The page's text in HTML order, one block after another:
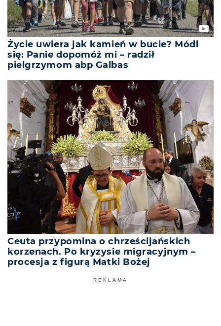
Życie uwiera jak kamień w bucie? Módl
się: Panie dopomóż mi – radził
pielgrzymom abp Galbas
Ceuta przypomina o chrześcijańskich
korzenach. Po kryzysie migracyjnym –
procesja z figurą Matki Bożej
REKLAMA